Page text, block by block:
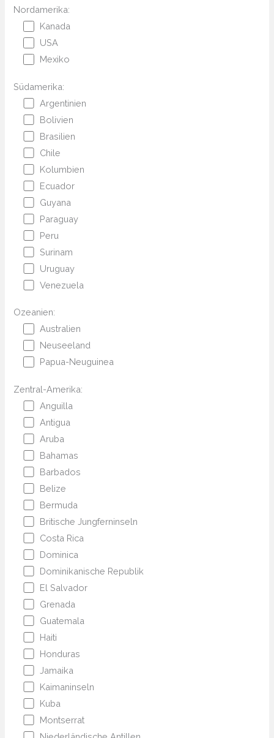
Nordamerika:
Kanada
USA
Mexiko
Südamerika:
Argentinien
Bolivien
Brasilien
Chile
Kolumbien
Ecuador
Guyana
Paraguay
Peru
Surinam
Uruguay
Venezuela
Ozeanien:
Australien
Neuseeland
Papua-Neuguinea
Zentral-Amerika:
Anguilla
Antigua
Aruba
Bahamas
Barbados
Belize
Bermuda
Britische Jungferninseln
Costa Rica
Dominica
Dominikanische Republik
El Salvador
Grenada
Guatemala
Haiti
Honduras
Jamaika
Kaimaninseln
Kuba
Montserrat